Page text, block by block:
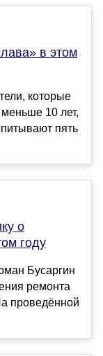
в этом
которые
10 лет,
пять
о
году
Бусаргин
ремонта
проведённой